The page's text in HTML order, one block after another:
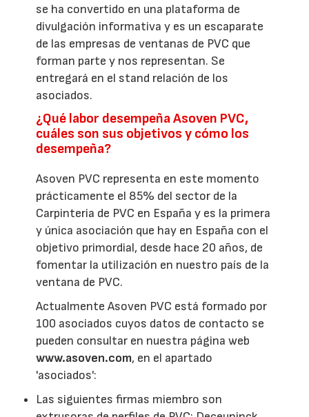
se ha convertido en una plataforma de
divulgación informativa y es un escaparate
de las empresas de ventanas de PVC que
forman parte y nos representan. Se
entregará en el stand relación de los
asociados.
¿Qué labor desempeña Asoven PVC,
cuáles son sus objetivos y cómo los
desempeña?
Asoven PVC representa en este momento
prácticamente el 85% del sector de la
Carpinteria de PVC en España y es la primera
y única asociación que hay en España con el
objetivo primordial, desde hace 20 años, de
fomentar la utilización en nuestro país de la
ventana de PVC.
Actualmente Asoven PVC está formado por
100 asociados cuyos datos de contacto se
pueden consultar en nuestra página web
www.asoven.com, en el apartado
'asociados':
Las siguientes firmas miembro son